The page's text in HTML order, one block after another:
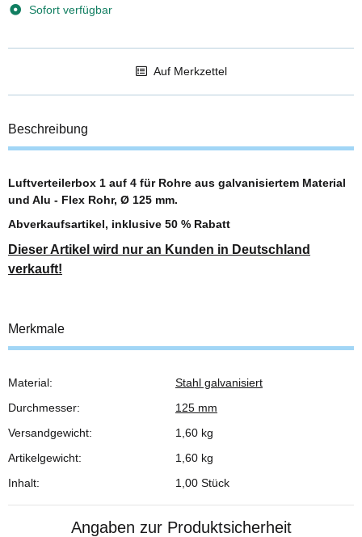
Sofort verfügbar
Auf Merkzettel
Beschreibung
Luftverteilerbox 1 auf 4 für Rohre aus galvanisiertem Material
und Alu - Flex Rohr, Ø 125 mm.
Abverkaufsartikel, inklusive 50 % Rabatt
Dieser Artikel wird nur an Kunden in Deutschland
verkauft!
Merkmale
Produkteigenschaft
Wert
Material:
Stahl galvanisiert
Durchmesser:
125 mm
Versandgewicht:
1,60 kg
Artikelgewicht:
1,60 kg
Inhalt:
1,00 Stück
Angaben zur Produktsicherheit